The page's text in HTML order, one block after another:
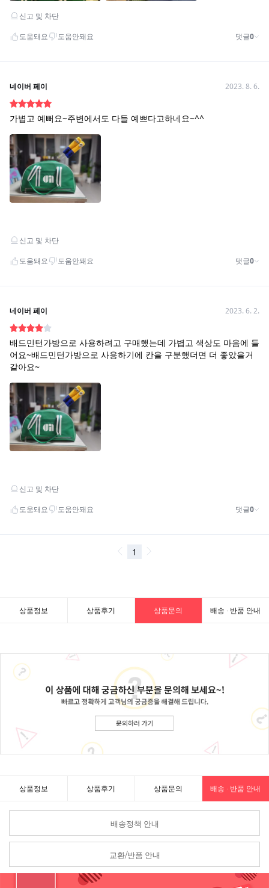
상품정보 상품후기 상품문의 배송 · 반품 안내
상품정보 상품후기 상품문의 배송 · 반품 안내
배송정책 안내
교환/반품 안내